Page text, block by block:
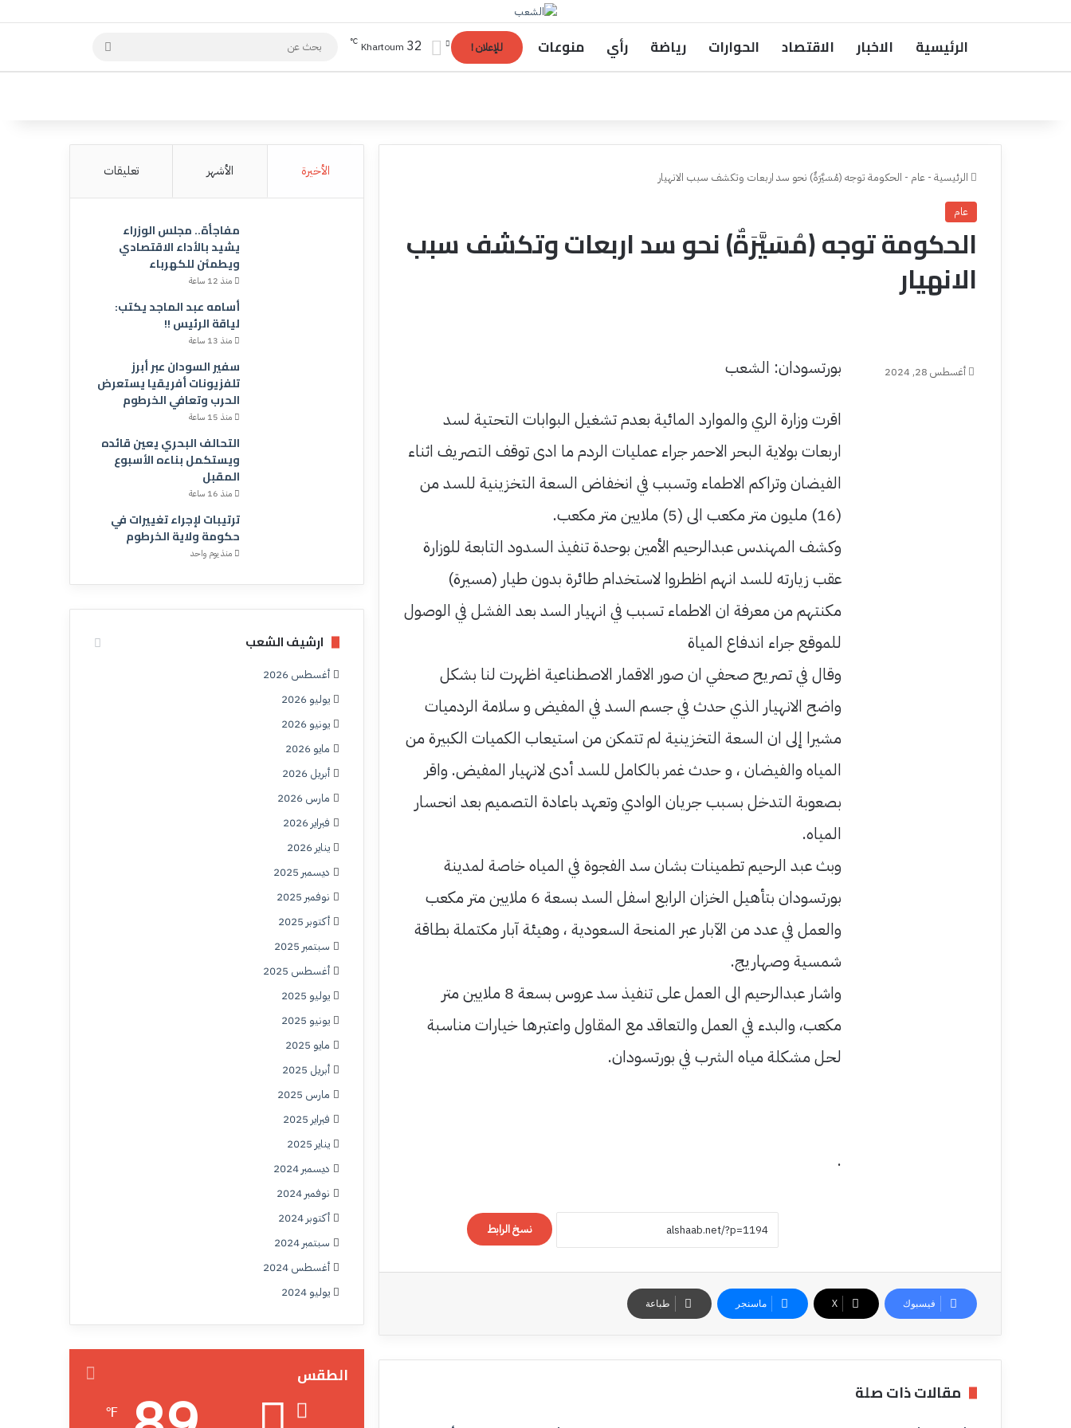
الرئيسية الاخبار الاقتصاد الحوارات رياضة رأي منوعات للإعلان ! Khartoum 32
℃
عن
الرئيسية - عام - الحكومة توجه (مُسَيَّرَةٌ) نحو سد اربعات وتكشف سبب الانهيار
عام
الحكومة توجه (مُسَيَّرَةٌ) نحو سد اربعات وتكشف سبب
الانهيار
بورتسودان: الشعب
اقرت وزارة الري والموارد المائية بعدم تشغيل البوابات التحتية لسد
اربعات بولاية البحر الاحمر جراء عمليات الردم ما ادى توقف التصريف اثناء
الفيضان وتراكم الاطماء وتسبب في انخفاض السعة التخزينية للسد من
(16) مليون متر مكعب الى (5) ملايين متر مكعب.
وكشف المهندس عبدالرحيم الأمين بوحدة تنفيذ السدود التابعة للوزارة
عقب زيارته للسد انهم اظطروا لاستخدام طائرة بدون طيار (مسيرة)
مكنتهم من معرفة ان الاطماء تسبب في انهيار السد بعد الفشل في الوصول
للموقع جراء اندفاع المياة
وقال في تصريح صحفي ان صور الاقمار الاصطناعية اظهرت لنا بشكل
واضح الانهيار الذي حدث في جسم السد في المفيض و سلامة الردميات
مشيرا إلى ان السعة التخزينية لم تتمكن من استيعاب الكميات الكبيرة من
المياه والفيضان ، و حدث غمر بالكامل للسد أدى لانهيار المفيض. واقر
بصعوبة التدخل بسبب جريان الوادي وتعهد باعادة التصميم بعد انحسار
المياه.
وبث عبد الرحيم تطمينات بشان سد الفجوة في المياه خاصة لمدينة
بورتسودان بتأهيل الخزان الرابع اسفل السد بسعة 6 ملايين متر مكعب
والعمل في عدد من الآبار عبر المنحة السعودية ، وهيئة آبار مكتملة بطاقة
شمسية وصهاريج.
واشار عبدالرحيم الى العمل على تنفيذ سد عروس بسعة 8 ملايين متر
مكعب، والبدء في العمل والتعاقد مع المقاول واعتبرها خيارات مناسبة
لحل مشكلة مياه الشرب في بورتسودان.
.
نسخ الرابط
أغسطس 28, 2024
فيسبوك ‫X ماسنجر طباعة
مقالات ذات صلة
الأخيرة الأشهر تعليقات
مفاجأة.. مجلس الوزراء
يشيد بالأداء الاقتصادي
ويطمئن للكهرباء
منذ 12 ساعة
أسامه عبد الماجد يكتب:
لياقة الرئيس !!
منذ 13 ساعة
سفير السودان عبر أبرز
تلفزيونات أفريقيا يستعرض
الحرب وتعافي الخرطوم
منذ 15 ساعة
التحالف البحري يعين قائده
ويستكمل بناءه الأسبوع
المقبل
منذ 16 ساعة
ترتيبات لإجراء تغييرات في
حكومة ولاية الخرطوم
منذ يوم واحد
ارشيف الشعب
أغسطس 2026
يوليو 2026
يونيو 2026
مايو 2026
أبريل 2026
مارس 2026
فبراير 2026
يناير 2026
ديسمبر 2025
نوفمبر 2025
أكتوبر 2025
سبتمبر 2025
أغسطس 2025
يوليو 2025
يونيو 2025
مايو 2025
أبريل 2025
مارس 2025
فبراير 2025
يناير 2025
ديسمبر 2024
نوفمبر 2024
أكتوبر 2024
سبتمبر 2024
أغسطس 2024
يوليو 2024
الطقس
℉